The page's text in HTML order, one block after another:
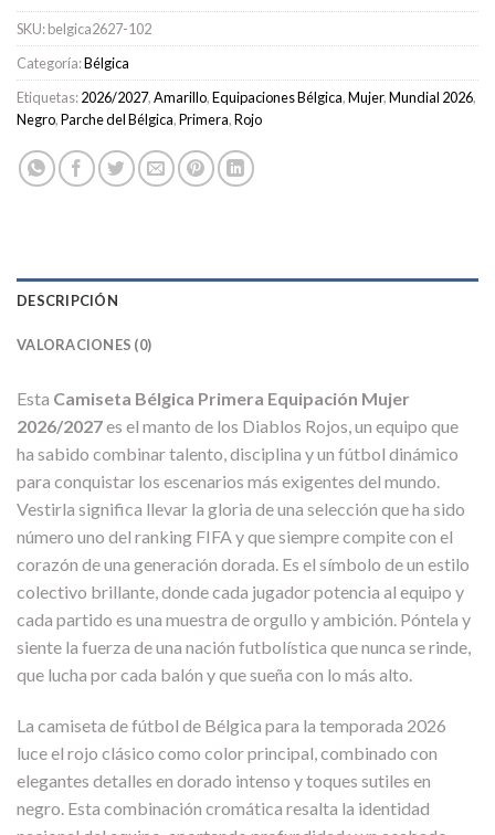
SKU:belgica2627-102
Categoría:Bélgica
Etiquetas:2026/2027,Amarillo,Equipaciones Bélgica,Mujer,Mundial 2026,
Negro,Parche del Bélgica,Primera,Rojo
DESCRIPCIÓN
VALORACIONES (0)
Esta Camiseta Bélgica Primera Equipación Mujer
2026/2027es el manto de los Diablos Rojos, un equipo que
ha sabido combinar talento, disciplina y un fútbol dinámico
para conquistar los escenarios más exigentes del mundo.
Vestirla significa llevar la gloria de una selección que ha sido
número uno del ranking FIFA y que siempre compite con el
corazón de una generación dorada. Es el símbolo de un estilo
colectivo brillante, donde cada jugador potencia al equipo y
cada partido es una muestra de orgullo y ambición. Póntela y
siente la fuerza de una nación futbolística que nunca se rinde,
que lucha por cada balón y que sueña con lo más alto.
La camiseta de fútbol de Bélgica para la temporada 2026
luce el rojo clásico como color principal, combinado con
elegantes detalles en dorado intenso y toques sutiles en
negro. Esta combinación cromática resalta la identidad